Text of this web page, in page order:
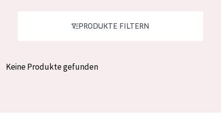
PRODUKTE FILTERN
Keine Produkte gefunden